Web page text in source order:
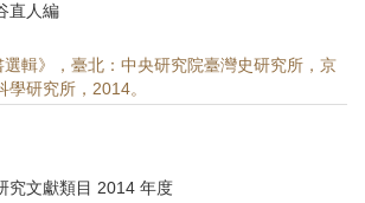
直人編
選輯》，臺北：中央研究院臺灣史研究所，京
研究所，2014。
究文獻類目 2014 年度